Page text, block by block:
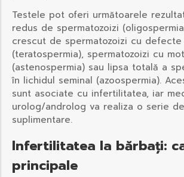
Testele pot oferi următoarele
redus de spermatozoizi
crescut de spermatozoizi cu defecte
(teratospermia), spermatozoizi cu
(astenospermia) sau lipsa totală a
în lichidul seminal (azoospermia).
sunt asociate cu infertilitatea, iar
urolog/androlog va realiza o serie
suplimentare.
Infertilitatea la bărbați:
principale